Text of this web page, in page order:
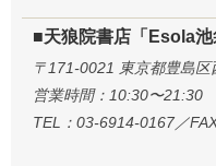
■天狼院書店「Esola池
〒171-0021 東京都豊島
営業時間：10:30〜21:30
TEL：03-6914-0167／